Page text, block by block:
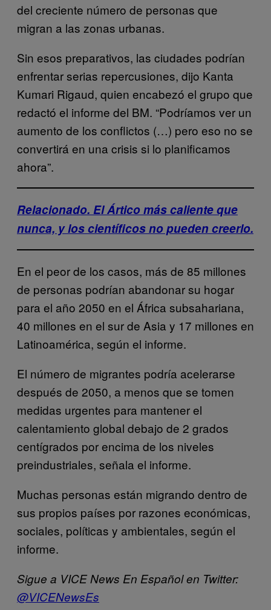
del creciente número de personas que
migran a las zonas urbanas.
Sin esos preparativos, las ciudades podrían
enfrentar serias repercusiones, dijo Kanta
Kumari Rigaud, quien encabezó el grupo que
redactó el informe del BM. “Podríamos ver un
aumento de los conflictos (…) pero eso no se
convertirá en una crisis si lo planificamos
ahora”.
Relacionado. El Ártico más caliente que
nunca, y los científicos no pueden creerlo.
En el peor de los casos, más de 85 millones
de personas podrían abandonar su hogar
para el año 2050 en el África subsahariana,
40 millones en el sur de Asia y 17 millones en
Latinoamérica, según el informe.
El número de migrantes podría acelerarse
después de 2050, a menos que se tomen
medidas urgentes para mantener el
calentamiento global debajo de 2 grados
centígrados por encima de los niveles
preindustriales, señala el informe.
Muchas personas están migrando dentro de
sus propios países por razones económicas,
sociales, políticas y ambientales, según el
informe.
Sigue a VICE News En Español en Twitter:
@VICENewsEs